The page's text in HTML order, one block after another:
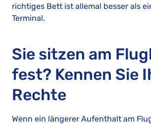
richtiges Bett ist allemal besser als
Terminal.
Sie sitzen am
fest? Kennen Sie
Rechte
Wenn ein längerer Aufenthalt am